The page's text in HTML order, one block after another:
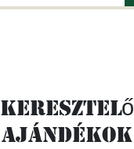
Keresztelő
ajándékok